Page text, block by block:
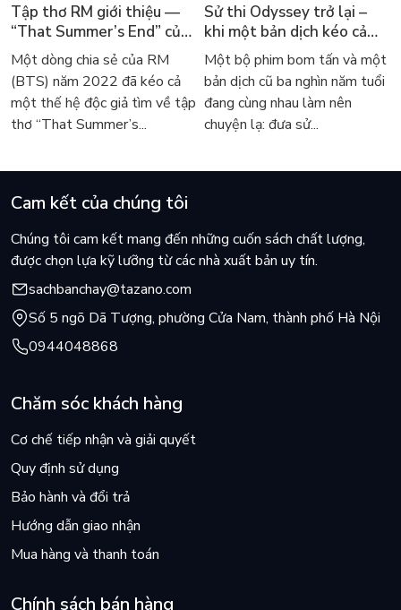
Điểm yếu của hệ thống cưỡng chế đang hình thành của Trung
Chương 4: Hệ thống cưỡng chế cho một trật tự mới
Tầm quan trọng của sản xuất chế tạo đối với đổi mới công
Cải cách hệ thống cưỡng chế đa phương hiện thời và xây dựng
Thay lời kết: Thế giới lưỡng cực phân tách công nghệ?
Thông tin tác giả TS. Phạm Sỹ Thành
TS. Phạm Sỹ Thành
TS. Phạm Sỹ Thành nhận bằng Tiến sĩ Kinh tế tại Học viện
TS. Phạm Sỹ Thành là Cố vấn quốc gia của Ngân hàng Phát
Tập thơ RM giới thiệu —
“That Summer’s End” của
Lee Seong-bok ra mắt bản
tiếng Anh sau 4 năm gây
sốt
Một dòng chia sẻ của RM
(BTS) năm 2022 đã kéo cả
một thế hệ độc giả tìm về tập
thơ “That Summer’s...
Sử thi Odyssey trở lại –
khi một bản dịch kéo cả
thế giới về với văn học
kinh điển
Một bộ phim bom tấn và một
bản dịch cũ ba nghìn năm tuổi
đang cùng nhau làm nên
chuyện lạ: đưa sử...
Cam kết của chúng tôi
Chúng tôi cam kết mang đến những cuốn sách chất lượng,
được chọn lựa kỹ lưỡng từ các nhà xuất bản uy tín.
sachbanchay@tazano.com
Số 5 ngõ Dã Tượng, phường Cửa Nam, thành phố Hà Nội
0944048868
Chăm sóc khách hàng
Cơ chế tiếp nhận và giải quyết
Quy định sử dụng
Bảo hành và đổi trả
Hướng dẫn giao nhận
Mua hàng và thanh toán
Chính sách bán hàng